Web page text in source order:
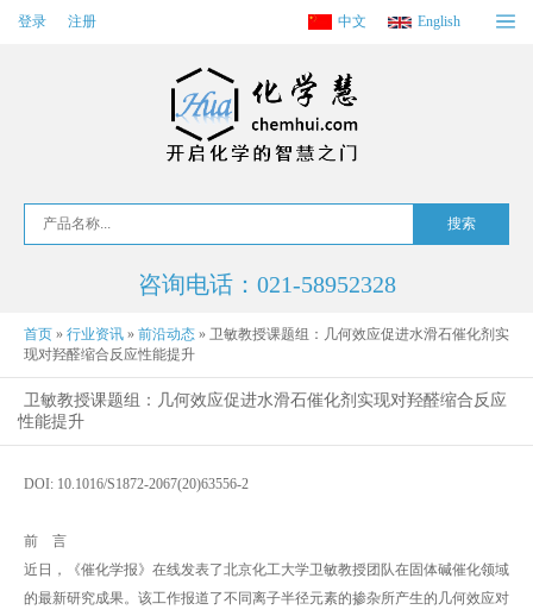
登录 注册 中文 English
咨询电话：021-58952328
首页 » 行业资讯 » 前沿动态 » 卫敏教授课题组：几何效应促进水滑石催化剂实
现对羟醛缩合反应性能提升
卫敏教授课题组：几何效应促进水滑石催化剂实现对羟醛缩合反应
性能提升
DOI: 10.1016/S1872-2067(20)63556-2
前 言
近日，《催化学报》在线发表了北京化工大学卫敏教授团队在固体碱催化领域
的最新研究成果。该工作报道了不同离子半径元素的掺杂所产生的几何效应对